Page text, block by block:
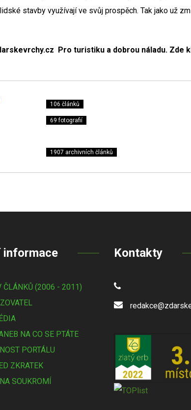
stavby využívají ve svůj prospěch. Tak jako už
Pro turistiku a dobrou náladu. Zde
106 článků
69 fotografií
1907 archivních článků
informace
ČLÁNKŮ (2006 - 2011)
NA CO SE PTÁTE
PORTÁLU
ZKRATEK
SOUKROMÍ
Kontakty